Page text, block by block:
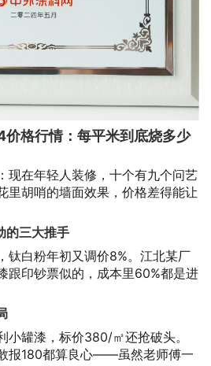
格行情：每平米到底烧多少
现在年轻人装修，十个有九个问艺
里胡哨的墙面效果，价格差得能让
的三大推手
钛白粉年初又调价8%。江北某厂
跟印钞票似的，成本里60%都是进
小罐漆，标价380/㎡还抢破头。
报180都算良心——虽然老师傅一